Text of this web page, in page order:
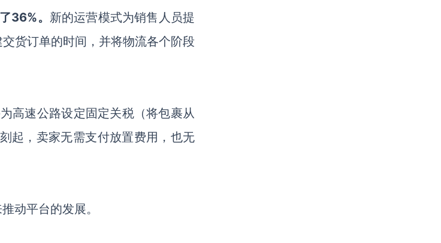
36%。 新的运营模式为销售人员提
货订单的时间，并将物流各个阶段
高速公路设定固定关税（将包裹从
起， 卖家无需支付放置费用，也无
动平台的发展。